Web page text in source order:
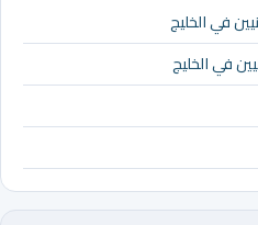
في الخليج
في الخليج